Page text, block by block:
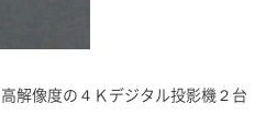
解像度の４Ｋデジタル投影機２台